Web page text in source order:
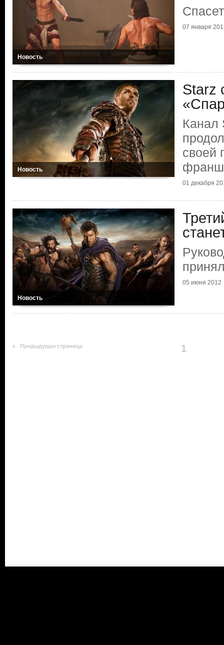
Новость
07 января
Новость
Starz
Канал
своей
01 декабря
Новость
05 июня 2012
Предыдущая страница 1